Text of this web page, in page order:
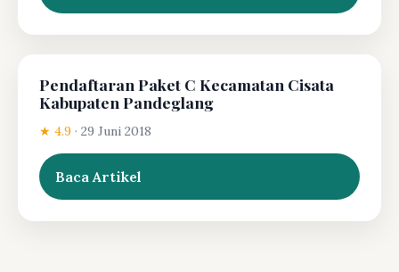
Pendaftaran Paket C Kecamatan Cisata
Kabupaten Pandeglang
★ 4.9 · 29 Juni 2018
Baca Artikel